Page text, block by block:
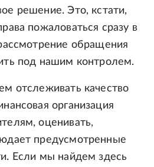
решение. Это, кстати,
пожаловаться сразу в
обращения
под нашим контролем.
отслеживать качество
организация
оценивать,
предусмотренные
Если мы найдем здесь